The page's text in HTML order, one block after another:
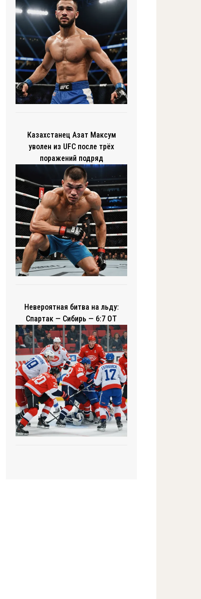
Казахстанец Азат Максум
уволен из UFC после трёх
поражений подряд
Невероятная битва на льду:
Спартак — Сибирь — 6:7 ОТ